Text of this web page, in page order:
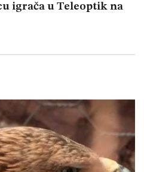
igrača u Teleoptik na